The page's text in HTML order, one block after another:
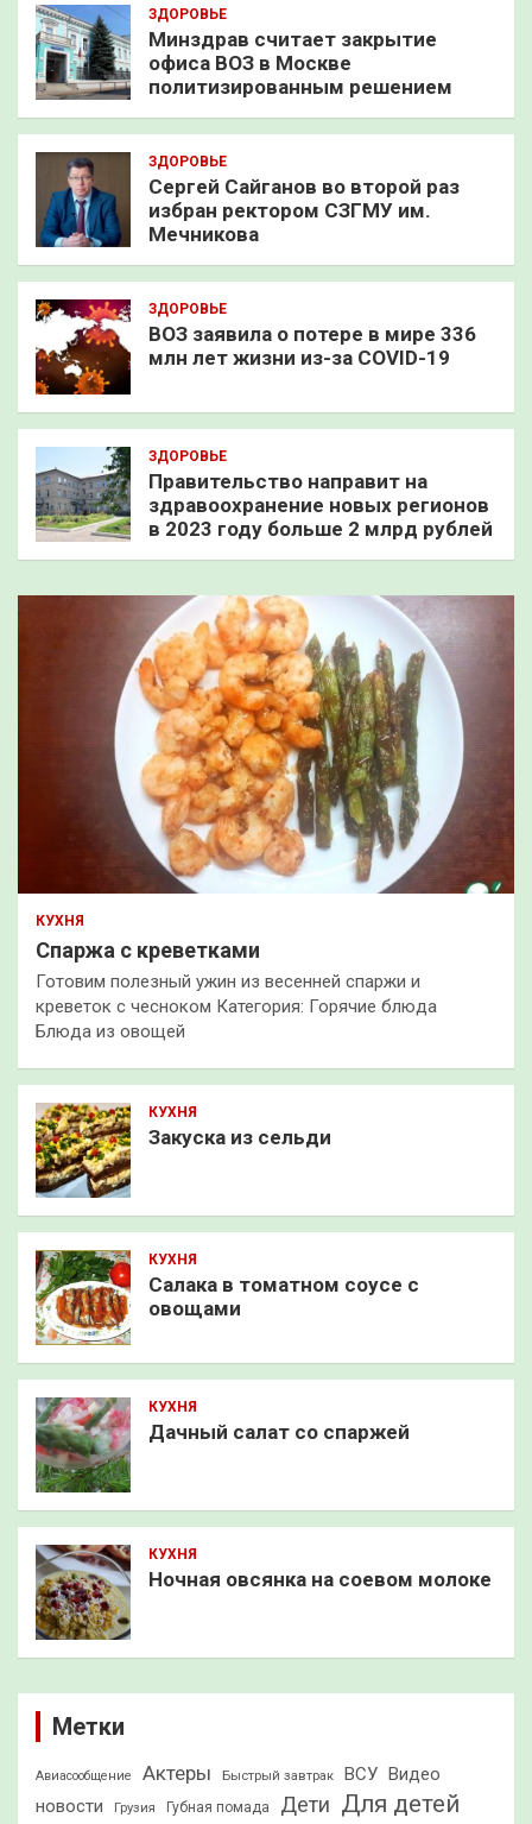
ЗДОРОВЬЕ
Минздрав считает закрытие
офиса ВОЗ в Москве
политизированным решением
ЗДОРОВЬЕ
Сергей Сайганов во второй раз
избран ректором СЗГМУ им.
Мечникова
ЗДОРОВЬЕ
ВОЗ заявила о потере в мире 336
млн лет жизни из-за COVID-19
ЗДОРОВЬЕ
Правительство направит на
здравоохранение новых регионов
в 2023 году больше 2 млрд рублей
КУХНЯ
Спаржа с креветками
Готовим полезный ужин из весенней спаржи и
креветок с чесноком Категория: Горячие блюда
Блюда из овощей
КУХНЯ
Закуска из сельди
КУХНЯ
Салака в томатном соусе с
овощами
КУХНЯ
Дачный салат со спаржей
КУХНЯ
Ночная овсянка на соевом молоке
Метки
Авиасообщение Актеры Быстрый завтрак ВСУ Видео
новости
Грузия Губная помада Дети Для детей